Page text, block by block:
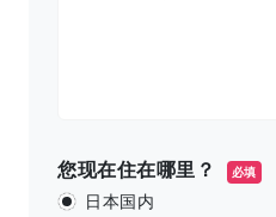
您现在住在哪里？ 必填
日本国内